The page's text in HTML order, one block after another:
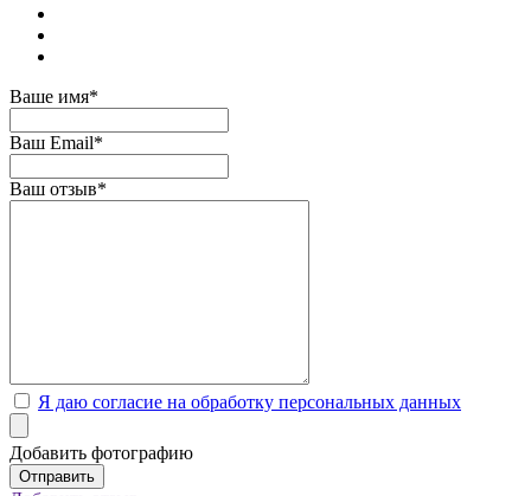
Ваше имя*
Ваш Email*
Ваш отзыв*
Я даю согласие на обработку персональных данных
Добавить фотографию